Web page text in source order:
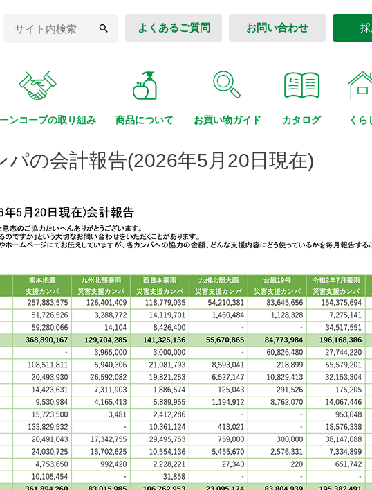
よくあるご質問 お問い合わせ
ンコープの取り組み 商品について お買い物ガイド カタログ くら
パの会計報告(2026年5月20日現在)